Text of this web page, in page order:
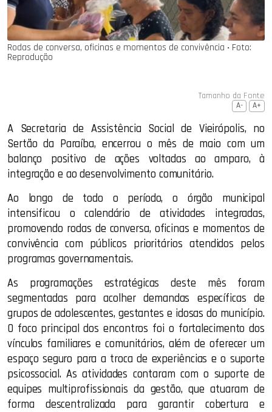
Rodas de conversa, oficinas e momentos de convivência ‧ Foto:
Reprodução
Tamanho da Fonte
A- A+
A Secretaria de Assistência Social de Vieirópolis, no
Sertão da Paraíba, encerrou o mês de maio com um
balanço positivo de ações voltadas ao amparo, à
integração e ao desenvolvimento comunitário.
Ao longo de todo o período, o órgão municipal
intensificou o calendário de atividades integradas,
promovendo rodas de conversa, oficinas e momentos de
convivência com públicos prioritários atendidos pelos
programas governamentais.
As programações estratégicas deste mês foram
segmentadas para acolher demandas específicas de
grupos de adolescentes, gestantes e idosas do município.
O foco principal dos encontros foi o fortalecimento dos
vínculos familiares e comunitários, além de oferecer um
espaço seguro para a troca de experiências e o suporte
psicossocial. As atividades contaram com o suporte de
equipes multiprofissionais da gestão, que atuaram de
forma descentralizada para garantir cobertura e